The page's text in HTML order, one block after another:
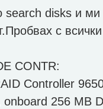
search disks и
с
CONTR:
Controller
onboard 256 MB